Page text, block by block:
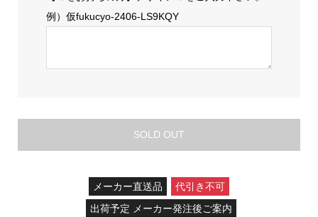
例）仮fukucyo-2406-LS9KQY
SOLD OUT
メーカー直送品
代引き不可
出荷予定 メーカー発注後ご案内